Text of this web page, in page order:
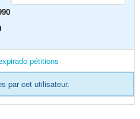
pétitions
par cet utilisateur.